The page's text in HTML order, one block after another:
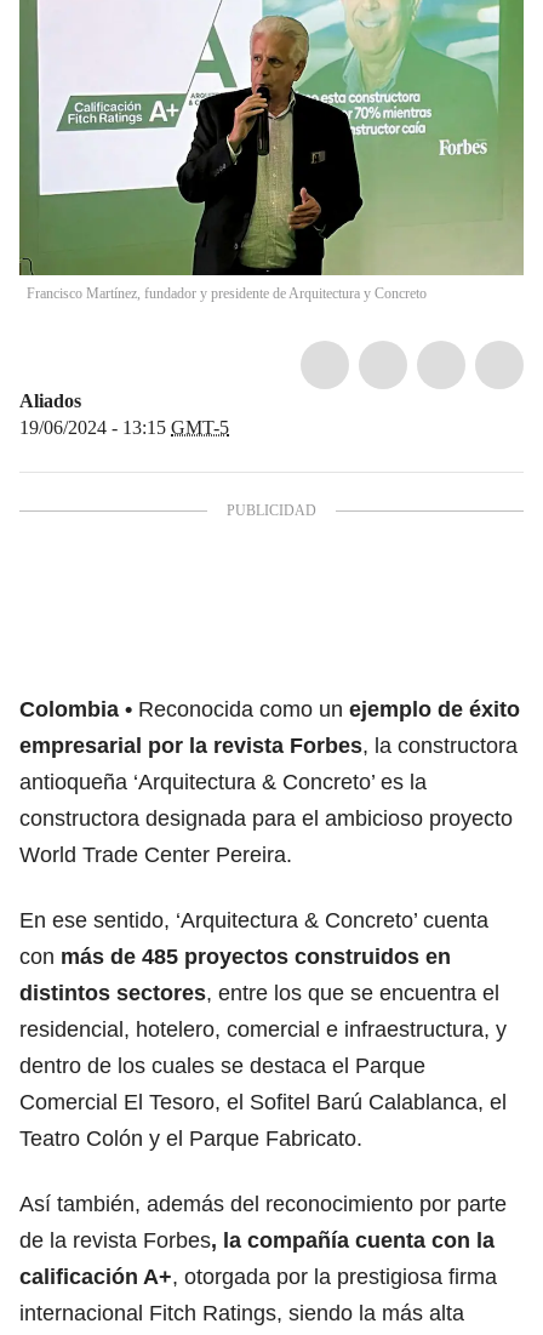
Francisco Martínez, fundador y presidente de Arquitectura y Concreto
Aliados
19/06/2024 - 13:15 GMT-5
Colombia Reconocida como un ejemplo de éxito
empresarial por la revista Forbes, la constructora
antioqueña ‘Arquitectura & Concreto’ es la
constructora designada para el ambicioso proyecto
World Trade Center Pereira.
En ese sentido, ‘Arquitectura & Concreto’ cuenta
con más de 485 proyectos construidos en
distintos sectores, entre los que se encuentra el
residencial, hotelero, comercial e infraestructura, y
dentro de los cuales se destaca el Parque
Comercial El Tesoro, el Sofitel Barú Calablanca, el
Teatro Colón y el Parque Fabricato.
Así también, además del reconocimiento por parte
de la revista Forbes, la compañía cuenta con la
calificación A+, otorgada por la prestigiosa firma
internacional Fitch Ratings, siendo la más alta